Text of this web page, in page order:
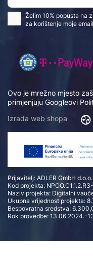
Ovo je mrežno mjesto
primjenjuju Googleovi
Izrada web shopa
Prijavitelj: ADLER GmbH d.o.o.
Kod projekta:
Naziv projekta: Digitalni
Ukupna vrijednost projekta:
Bespovratna sredstva:
Rok provedbe: 13.06.2024.-
Želim 10% popusta na
za korištenje moje